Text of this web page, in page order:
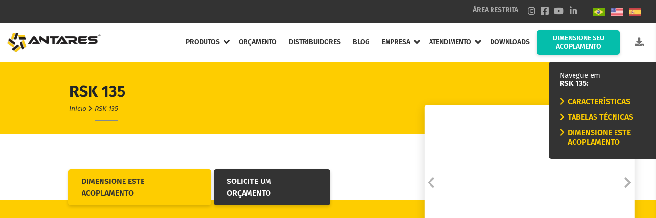
ÁREA RESTRITA
PRODUTOS
Acoplamentos Elásticos
Acoplamento de Lâminas
Contra Recuos
ORÇAMENTO DISTRIBUIDORES BLOG EMPRESA ATENDIMENTO DOWNLOADS
DIMENSIONE SEU
ACOPLAMENTO
Navegue em
RSK 135:
CARACTERÍSTICAS
TABELAS TÉCNICAS
DIMENSIONE ESTE
ACOPLAMENTO
RSK 135
Início RSK 135
DIMENSIONE ESTE
ACOPLAMENTO
SOLICITE UM
ORÇAMENTO